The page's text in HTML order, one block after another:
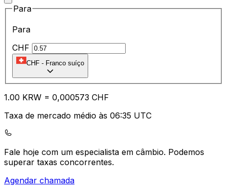
Para
Para
CHF
CHF - Franco suíço
1.00 KRW = 0,000573 CHF
Taxa de mercado médio às 06:35 UTC
Fale hoje com um especialista em câmbio. Podemos
superar taxas concorrentes.
Agendar chamada